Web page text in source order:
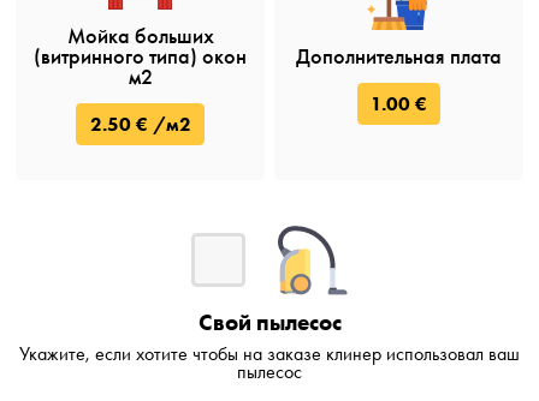
Мойка больших
(витринного типа) окон
м2
2.50 € /м2
Дополнительная плата
1.00 €
Свой пылесос
Укажите, если хотите чтобы на заказе клинер использовал ваш
пылесос